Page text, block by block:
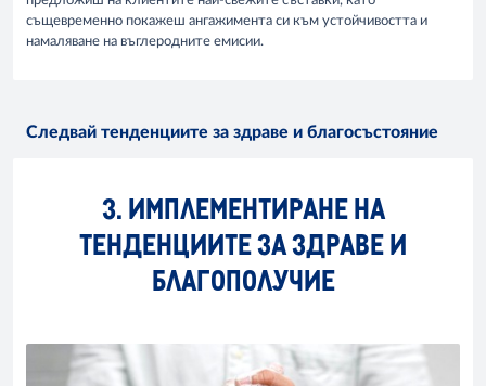
същевременно покажеш ангажимента си към устойчивостта и
намаляване на въглеродните емисии.
Следвай тенденциите за здраве и благосъстояние
3. ИМПЛЕМЕНТИРАНЕ НА
ТЕНДЕНЦИИТЕ ЗА ЗДРАВЕ И
БЛАГОПОЛУЧИЕ